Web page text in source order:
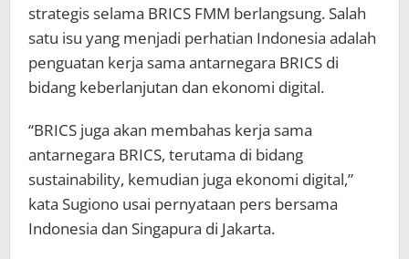
strategis selama BRICS FMM berlangsung. Salah
satu isu yang menjadi perhatian Indonesia adalah
penguatan kerja sama antarnegara BRICS di
bidang keberlanjutan dan ekonomi digital.
“BRICS juga akan membahas kerja sama
antarnegara BRICS, terutama di bidang
sustainability, kemudian juga ekonomi digital,”
kata Sugiono usai pernyataan pers bersama
Indonesia dan Singapura di Jakarta.